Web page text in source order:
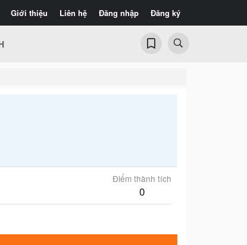
Giới thiệu Liên hệ Đăng nhập Đăng ký
Điểm thành tích
0